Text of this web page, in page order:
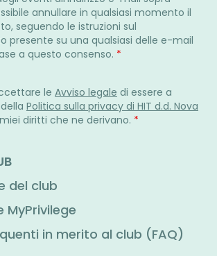
annullare in qualsiasi momento il
seguendo le istruzioni sul
presente su una qualsiasi delle e-mail
a questo consenso. *
le Avviso legale di essere a
Politica sulla privacy di HIT d.d. Nova
diritti che ne derivano. *
del club
MyPrivilege
in merito al club (FAQ)